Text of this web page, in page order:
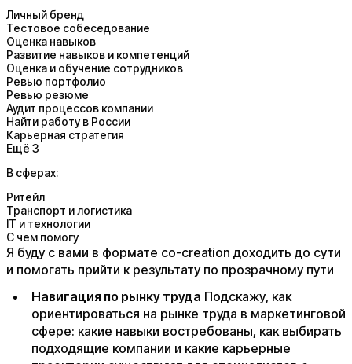
Личный бренд
Тестовое собеседование
Оценка навыков
Развитие навыков и компетенций
Оценка и обучение сотрудников
Ревью портфолио
Ревью резюме
Аудит процессов компании
Найти работу в России
Карьерная стратегия
Ещё 3
В сферах:
Ритейл
Транспорт и логистика
IT и технологии
С чем помогу
Я буду с вами в формате co-creation доходить до сути
и помогать прийти к результату по прозрачному пути​
Навигация по рынку труда Подскажу, как
ориентироваться на рынке труда в маркетинговой
сфере: какие навыки востребованы, как выбирать
подходящие компании и какие карьерные